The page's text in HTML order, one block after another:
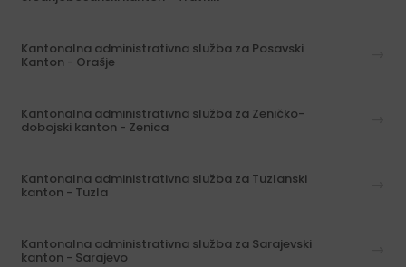
Kantonalna administrativna služba za Posavski
Kanton - Orašje
Kantonalna administrativna služba za Zeničko-
dobojski kanton - Zenica
Kantonalna administrativna služba za Tuzlanski
kanton - Tuzla
Kantonalna administrativna služba za Sarajevski
kanton - Sarajevo